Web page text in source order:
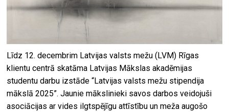
Līdz 12. decembrim Latvijas valsts mežu (LVM) Rīgas
klientu centrā skatāma Latvijas Mākslas akadēmijas
studentu darbu izstāde “Latvijas valsts mežu stipendija
mākslā 2025”. Jaunie mākslinieki savos darbos veidojuši
asociācijas ar vides ilgtspējīgu attīstību un meža augošo